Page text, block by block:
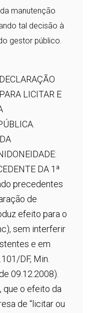
manutenção
tal decisão à
gestor público.
LICITAR E
DA 1ª
precedentes
de
efeito para o
sem interferir
e em
DF, Min.
09.12.2008).
que o efeito da
de “licitar ou